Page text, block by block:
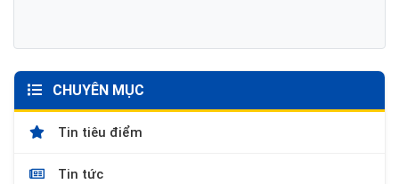
CHUYÊN MỤC
Tin tiêu điểm
Tin tức